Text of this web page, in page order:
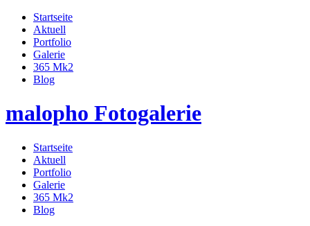
Startseite
Aktuell
Portfolio
Galerie
365 Mk2
Blog
malopho Fotogalerie
Startseite
Aktuell
Portfolio
Galerie
365 Mk2
Blog